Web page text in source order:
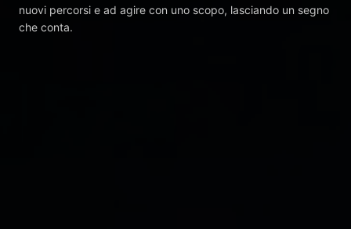
nuovi percorsi e ad agire con uno scopo, lasciando un segno
che conta.